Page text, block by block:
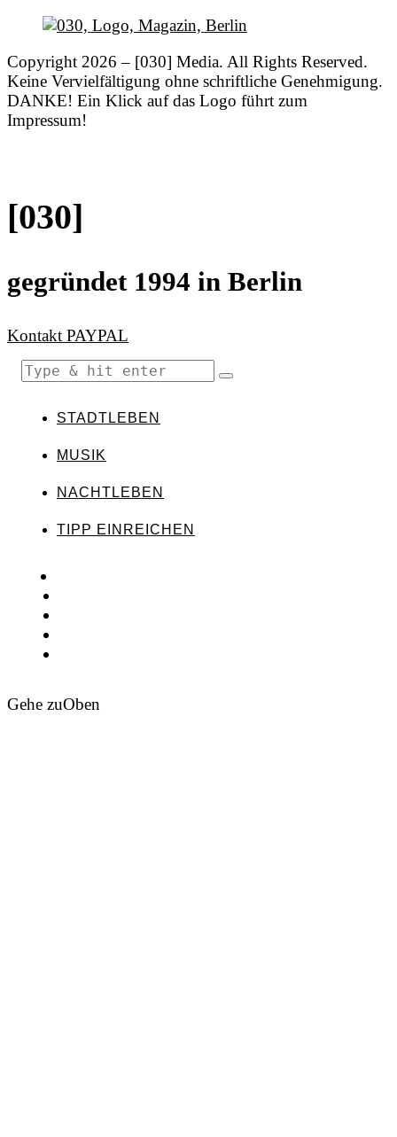
Copyright 2026 – [030] Media. All Rights Reserved.
Keine Vervielfältigung ohne schriftliche Genehmigung.
DANKE! Ein Klick auf das Logo führt zum
Impressum!
[030]
gegründet 1994 in Berlin
Kontakt PAYPAL
STADTLEBEN
MUSIK
NACHTLEBEN
TIPP EINREICHEN
Gehe zuOben